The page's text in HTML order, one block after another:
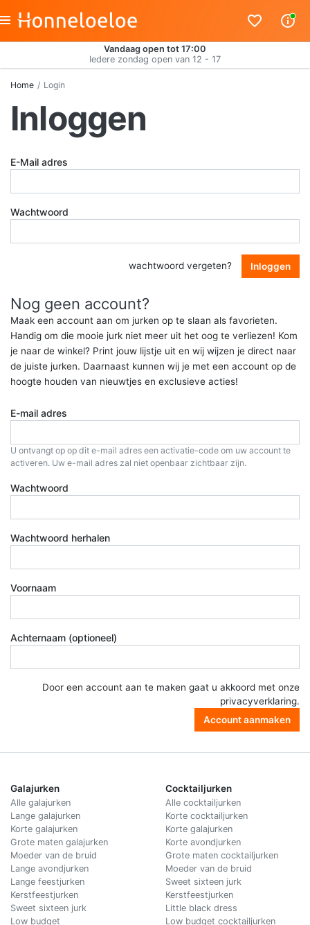
Vandaag open tot 17:00
Iedere zondag open van 12 - 17
Home Login
Inloggen
E-Mail adres
Wachtwoord
wachtwoord vergeten? Inloggen
Nog geen account?
Maak een account aan om jurken op te slaan als favorieten.
Handig om die mooie jurk niet meer uit het oog te verliezen! Kom
je naar de winkel? Print jouw lijstje uit en wij wijzen je direct naar
de juiste jurken. Daarnaast kunnen wij je met een account op de
hoogte houden van nieuwtjes en exclusieve acties!
E-mail adres
U ontvangt op op dit e-mail adres een activatie-code om uw account te
activeren. Uw e-mail adres zal niet openbaar zichtbaar zijn.
Wachtwoord
Wachtwoord herhalen
Voornaam
Achternaam (optioneel)
Door een account aan te maken gaat u akkoord met onze
privacyverklaring.
Account aanmaken
Galajurken
Alle galajurken
Lange galajurken
Korte galajurken
Grote maten galajurken
Moeder van de bruid
Lange avondjurken
Lange feestjurken
Kerstfeestjurken
Sweet sixteen jurk
Low budget
Cocktailjurken
Alle cocktailjurken
Korte cocktailjurken
Korte galajurken
Korte avondjurken
Grote maten cocktailjurken
Moeder van de bruid
Sweet sixteen jurk
Kerstfeestjurken
Little black dress
Low budget cocktailjurken